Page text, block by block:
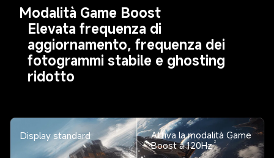
Modalità Game Boost
Elevata frequenza di
aggiornamento, frequenza dei
fotogrammi stabile e ghosting
ridotto
Display standard
Attiva la modalità Game
Boost a 120Hz 2